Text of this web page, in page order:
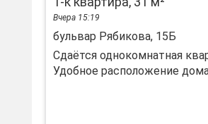
Вчера 15:19
бульвар Рябикова, 15Б
Сдаётся однокомнатная
Удобное расположение